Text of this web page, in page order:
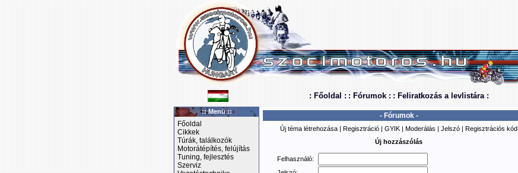
: Főoldal : : Fórumok : : Feliratkozás a levlistára :
:: Menü ::
Főoldal
Cikkek
Túrák, találkozók
Motorátépítés, felújítás
Tuning, fejlesztés
Szerviz
- Fórumok -
Új téma létrehozása | Regisztráció | GYIK | Moderálás | Jelszó | Regisztrációs kód
Új hozzászólás
Felhasználó: